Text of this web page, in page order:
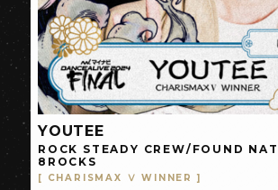
YOUTEE
ROCK STEADY CREW/FOUND
8ROCKS
[ CHARISMAX Ⅴ WINNER ]